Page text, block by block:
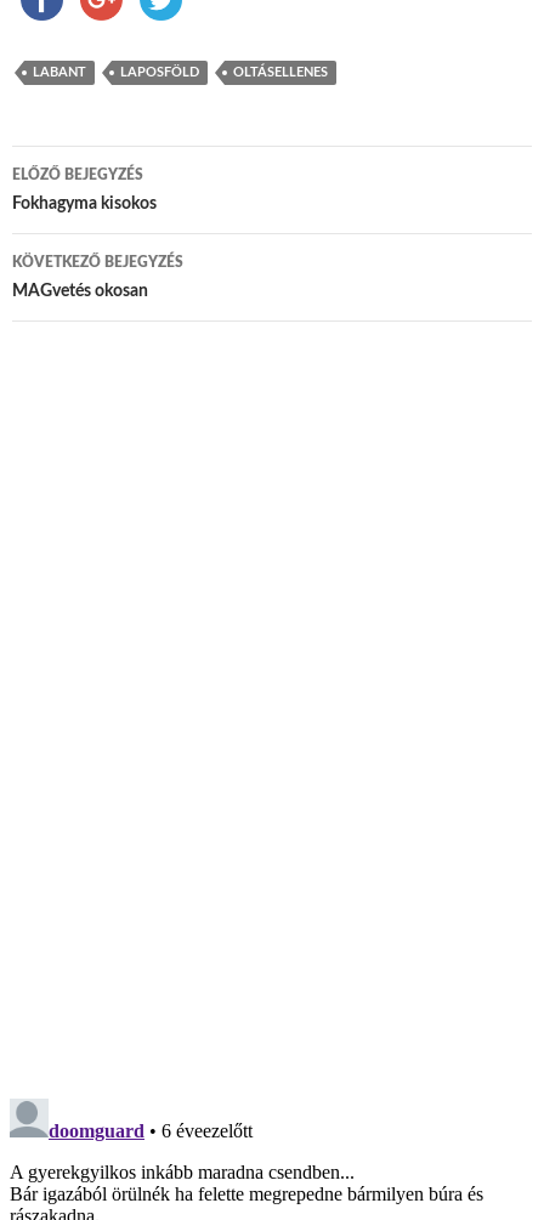
LABANT LAPOSFÖLD OLTÁSELLENES
Bejegyzés navigáció
ELŐZŐ BEJEGYZÉS
Fokhagyma kisokos
KÖVETKEZŐ BEJEGYZÉS
MAGvetés okosan